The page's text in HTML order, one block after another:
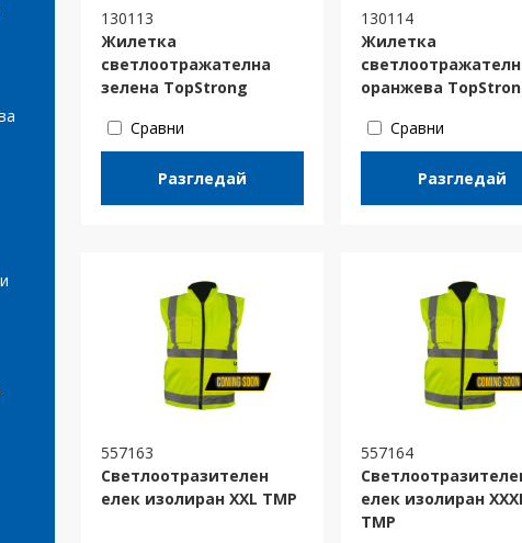
130113
Жилетка
светлоотражателна
зелена TopStrong
Сравни
Разгледай
130114
Жилетка
оранжева
Сравни
Разгледай
557163
Светлоотразителен
елек изолиран XXL TMP
557164
елек изолиран
TMP